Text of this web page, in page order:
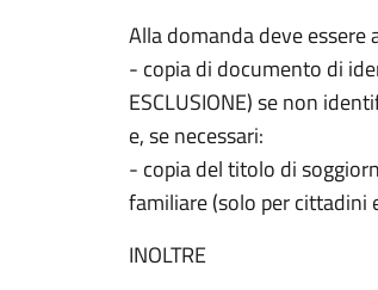
Alla domanda deve essere
- copia di documento di
ESCLUSIONE) se non
e, se necessari:
- copia del titolo di
familiare (solo per cittadini
INOLTRE